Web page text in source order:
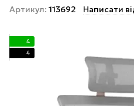
Артикул: 113692 Написати
4
4